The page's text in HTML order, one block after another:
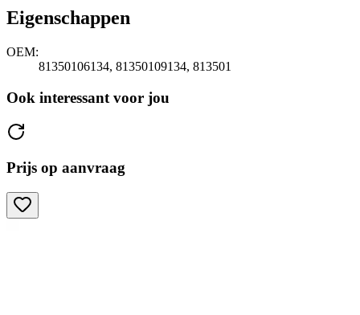
Eigenschappen
OEM:
81350106134, 81350109134, 813501
Ook interessant voor jou
Prijs op aanvraag